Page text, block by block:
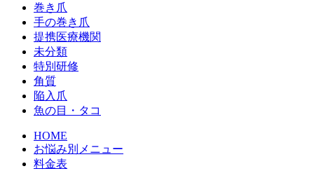
巻き爪
手の巻き爪
提携医療機関
未分類
特別研修
角質
陥入爪
魚の目・タコ
HOME
お悩み別メニュー
料金表